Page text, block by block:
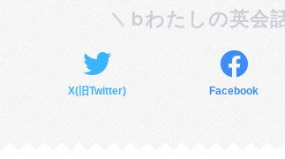
bわたしの英会
X(旧Twitter) Facebook